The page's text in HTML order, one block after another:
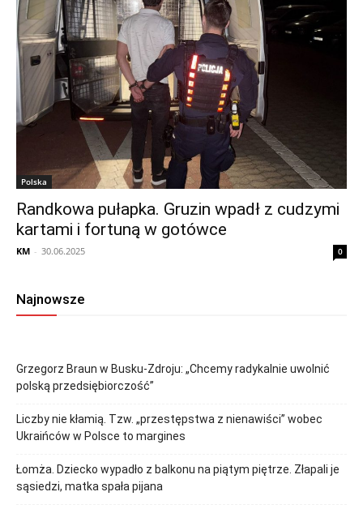
Polska
Randkowa pułapka. Gruzin wpadł z cudzymi
kartami i fortuną w gotówce
KM - 30.06.2025 0
Najnowsze
Grzegorz Braun w Busku-Zdroju: „Chcemy radykalnie uwolnić
polską przedsiębiorczość”
Liczby nie kłamią. Tzw. „przestępstwa z nienawiści” wobec
Ukraińców w Polsce to margines
Łomża. Dziecko wypadło z balkonu na piątym piętrze. Złapali je
sąsiedzi, matka spała pijana